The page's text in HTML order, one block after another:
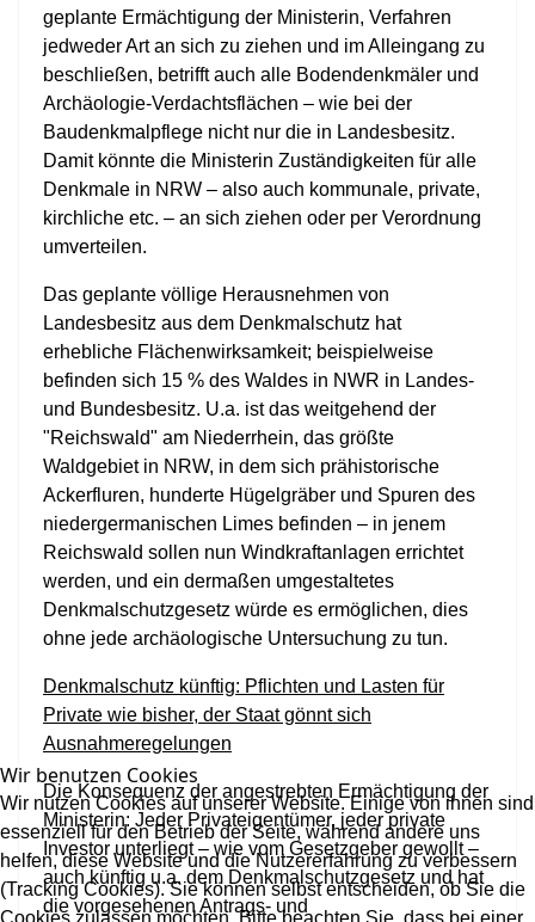
geplante Ermächtigung der Ministerin, Verfahren
jedweder Art an sich zu ziehen und im Alleingang zu
beschließen, betrifft auch alle Bodendenkmäler und
Archäologie-Verdachtsflächen – wie bei der
Baudenkmalpflege nicht nur die in Landesbesitz.
Damit könnte die Ministerin Zuständigkeiten für alle
Denkmale in NRW – also auch kommunale, private,
kirchliche etc. – an sich ziehen oder per Verordnung
umverteilen.
Das geplante völlige Herausnehmen von
Landesbesitz aus dem Denkmalschutz hat
erhebliche Flächenwirksamkeit; beispielweise
befinden sich 15 % des Waldes in NWR in Landes-
und Bundesbesitz. U.a. ist das weitgehend der
"Reichswald" am Niederrhein, das größte
Waldgebiet in NRW, in dem sich prähistorische
Ackerfluren, hunderte Hügelgräber und Spuren des
niedergermanischen Limes befinden – in jenem
Reichswald sollen nun Windkraftanlagen errichtet
werden, und ein dermaßen umgestaltetes
Denkmalschutzgesetz würde es ermöglichen, dies
ohne jede archäologische Untersuchung zu tun.
Denkmalschutz künftig: Pflichten und Lasten für
Private wie bisher, der Staat gönnt sich
Ausnahmeregelungen
Die Konsequenz der angestrebten Ermächtigung der
Ministerin: Jeder Privateigentümer, jeder private
Investor unterliegt – wie vom Gesetzgeber gewollt –
auch künftig u.a. dem Denkmalschutzgesetz und hat
die vorgesehenen Antrags- und
Wir benutzen Cookies
Wir nutzen Cookies auf unserer Website. Einige von ihnen sind
essenziell für den Betrieb der Seite, während andere uns
helfen, diese Website und die Nutzererfahrung zu verbessern
(Tracking Cookies). Sie können selbst entscheiden, ob Sie die
Cookies zulassen möchten. Bitte beachten Sie, dass bei einer